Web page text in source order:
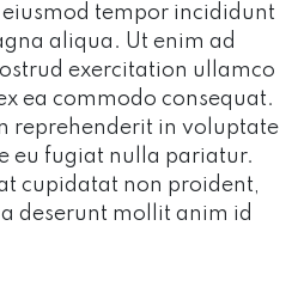
tempor incididunt
aliqua. Ut enim ad
exercitation ullamco
ea commodo consequat.
reprehenderit in voluptate
eu fugiat nulla pariatur.
cupidatat non proident,
deserunt mollit anim id